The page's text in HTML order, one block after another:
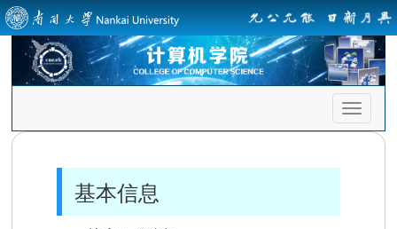
首
页
基本信息